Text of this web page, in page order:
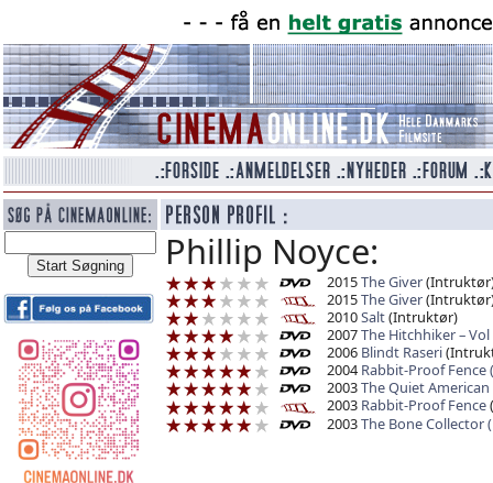
Phillip Noyce:
2015The Giver
2015The Giver
2010Salt(Intruktør)
2007The Hitchhiker – Vol
2006 Blindt Raseri
2004 Rabbit-Proof Fence
2003The Quiet American
2003 Rabbit-Proof Fence
2003The Bone Collector